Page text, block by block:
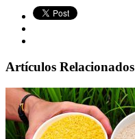
Artículos Relacionados